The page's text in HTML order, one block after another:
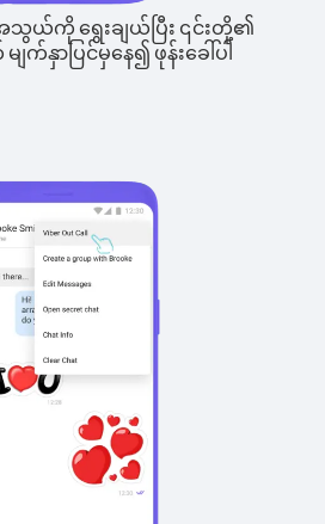
ယ်ကို ရွေးချယ်ပြီး ၎င်းတို့၏
နှာပြင်မှနေ၍ ဖုန်းခေါ်ပါ